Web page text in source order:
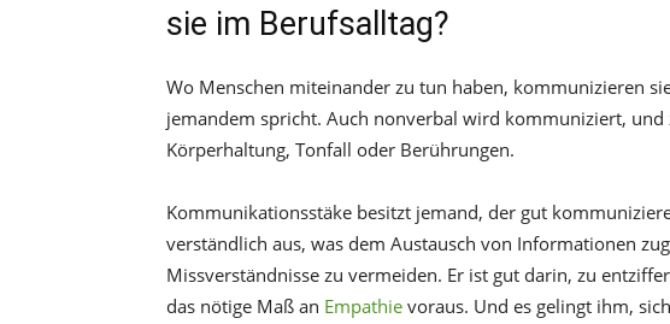
sie im Berufsalltag?
Wo Menschen miteinander zu tun haben, kommunizieren
jemandem spricht. Auch nonverbal wird kommuniziert,
Körperhaltung, Tonfall oder Berührungen.
Kommunikationsstäke besitzt jemand, der gut
verständlich aus, was dem Austausch von Informationen
Missverständnisse zu vermeiden. Er ist gut darin, zu
das nötige Maß an Empathie voraus. Und es gelingt ihm,